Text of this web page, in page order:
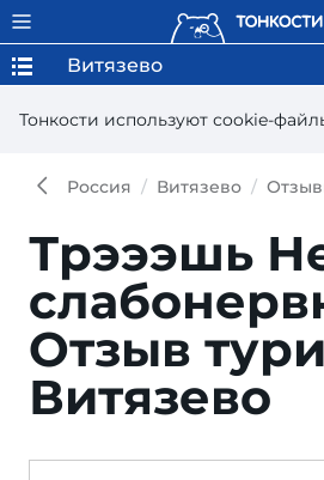
Тонкости используют сookie-
Витязево
Россия Витязево
Трэээшь
Отзыв
Витязево